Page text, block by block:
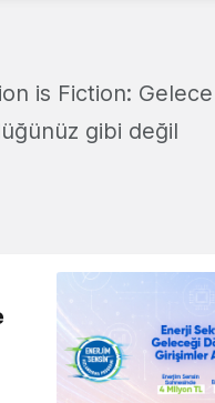
is Fiction:
gibi değil